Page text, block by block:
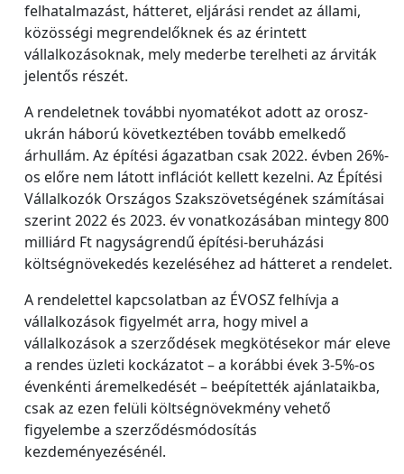
felhatalmazást, hátteret, eljárási rendet az állami,
közösségi megrendelőknek és az érintett
vállalkozásoknak, mely mederbe terelheti az árviták
jelentős részét.
A rendeletnek további nyomatékot adott az orosz-
ukrán háború következtében tovább emelkedő
árhullám. Az építési ágazatban csak 2022. évben 26%-
os előre nem látott inflációt kellett kezelni. Az Építési
Vállalkozók Országos Szakszövetségének számításai
szerint 2022 és 2023. év vonatkozásában mintegy 800
milliárd Ft nagyságrendű építési-beruházási
költségnövekedés kezeléséhez ad hátteret a rendelet.
A rendelettel kapcsolatban az ÉVOSZ felhívja a
vállalkozások figyelmét arra, hogy mivel a
vállalkozások a szerződések megkötésekor már eleve
a rendes üzleti kockázatot – a korábbi évek 3-5%-os
évenkénti áremelkedését – beépítették ajánlataikba,
csak az ezen felüli költségnövekmény vehető
figyelembe a szerződésmódosítás
kezdeményezésénél.